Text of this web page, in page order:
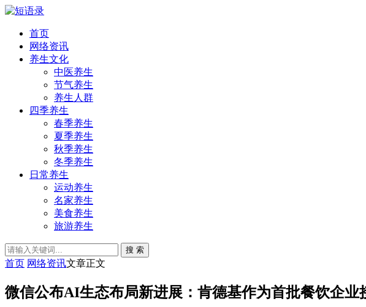
首页
网络资讯
养生文化
中医养生
节气养生
养生人群
四季养生
春季养生
夏季养生
秋季养生
冬季养生
日常养生
运动养生
名家养生
美食养生
旅游养生
搜 索
首页 网络资讯文章正文
微信公布AI生态布局新进展：肯德基作为首批餐饮企业